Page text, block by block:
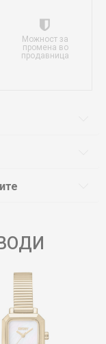
Можност за
промена во
продавница